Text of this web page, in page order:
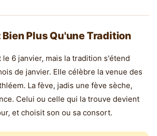
Bien Plus Qu'une Tradition
le 6 janvier, mais la tradition s'étend
de janvier. Elle célèbre la venue des
La fève, jadis une fève sèche,
Celui ou celle qui la trouve devient
et choisit son ou sa consort.